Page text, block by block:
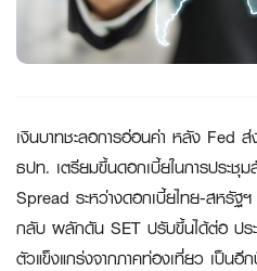
เงินบาทชะลอการอ่อนค่า หลัง Fed
ธปท. เตรียมขึ้นดอกเบี้ยในการประชุม
Spread ระหว่างดอกเบี้ยไทย-สหรัฐ
กลับ ผลักดัน SET ปรับขึ้นได้ต่อ ปร
ตัวแข็งแกร่งจากภาคท่องเที่ยว เป็น